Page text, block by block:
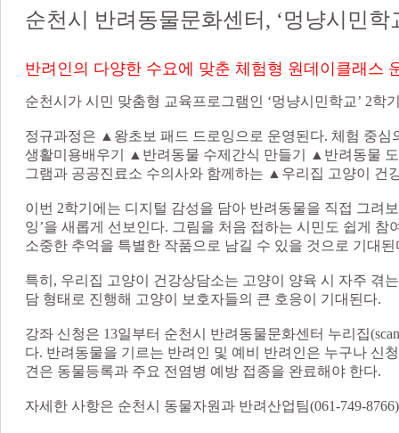
순천시 반려동물문화센터, ‘멍냥시민학
반려인의 다양한 수요에 맞춘 체험형 원데이클래스
순천시가 시민 맞춤형 교육프로그램인 ‘멍냥시민학교’ 2학
정규과정은 ▲왕초보 패드 드로잉으로 운영된다. 체험 중
생활미용배우기 ▲반려동물 수제간식 만들기 ▲반려동물
그램과 공공진료소 수의사와 함께하는 ▲우리집 고양이 건
이번 2학기에는 디지털 감성을 담아 반려동물을 직접 그려
잉’을 새롭게 선보인다. 그림을 처음 접하는 시민도 쉽게
소중한 추억을 특별한 작품으로 남길 수 있을 것으로 기대된
특히, 우리집 고양이 건강상담소는 고양이 양육 시 자주 겪
담 형태로 진행해 고양이 보호자들의 큰 호응이 기대된다.
강좌 신청은 13일부터 순천시 반려동물문화센터 누리집
다. 반려동물을 기르는 반려인 및 예비 반려인은 누구나 신
견은 동물등록과 주요 전염병 예방 접종을 완료해야 한다.
자세한 사항은 순천시 동물자원과 반려산업팀(061-749-